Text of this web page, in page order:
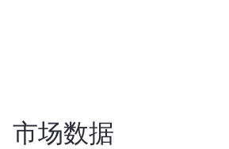
市场数据